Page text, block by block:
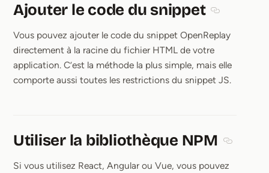
Ajouter le code du snippet
Vous pouvez ajouter le code du snippet OpenReplay
directement à la racine du fichier HTML de votre
application. C’est la méthode la plus simple, mais elle
comporte aussi toutes les restrictions du snippet JS.
Utiliser la bibliothèque NPM
Si vous utilisez React, Angular ou Vue, vous pouvez